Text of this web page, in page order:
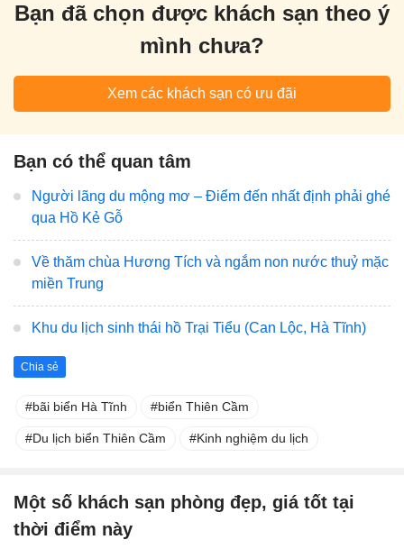
Bạn đã chọn được khách sạn theo ý
mình chưa?
Xem các khách sạn có ưu đãi
Bạn có thể quan tâm
Người lãng du mộng mơ – Điểm đến nhất định phải ghé
qua Hồ Kẻ Gỗ
Về thăm chùa Hương Tích và ngắm non nước thuỷ mặc
miền Trung
Khu du lịch sinh thái hồ Trại Tiểu (Can Lộc, Hà Tĩnh)
Chia sẻ
bãi biển Hà Tĩnh biển Thiên Cầm
Du lịch biển Thiên Cầm Kinh nghiệm du lịch
Một số khách sạn phòng đẹp, giá tốt tại
thời điểm này